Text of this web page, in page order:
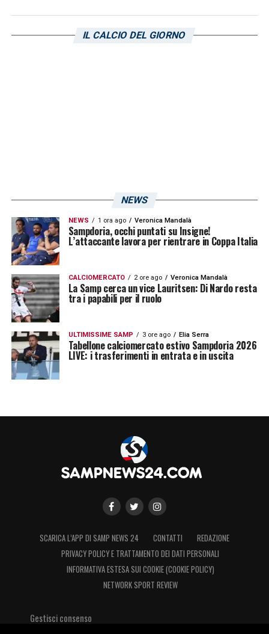
chiudere il cerchio dei blucerchiati in
IL CALCIO DEL GIORNO
NEWS
NEWS 1 ora ago Veronica Mandalà
Sampdoria, occhi puntati su Insigne!
L’attaccante lavora per rientrare in Coppa Italia
CALCIOMERCATO 2 ore ago Veronica Mandalà
La Samp cerca un vice Lauritsen: Di Nardo resta
tra i papabili per il ruolo
ULTIMISSIME SAMP 3 ore ago Elia Serra
Tabellone calciomercato estivo Sampdoria 2026
LIVE: i trasferimenti in entrata e in uscita
SCARICA L’APP DI SAMP NEWS 24 CONTATTI
REDAZIONE
PRIVACY POLICY E TRATTAMENTO DEI DATI PERSONALI
INFORMATIVA ESTESA SUI COOKIE (COOKIE POLICY)
NETWORK SPORT REVIEW
Gestisci consenso